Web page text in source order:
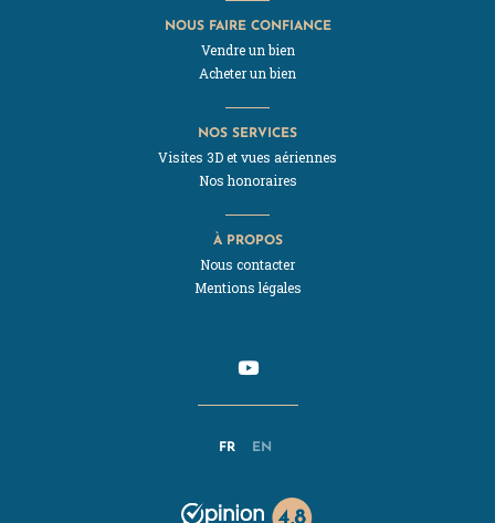
FR EN
NOUS FAIRE CONFIANCE
Vendre un bien
Acheter un bien
NOS SERVICES
Visites 3D et vues aériennes
Nos honoraires
À PROPOS
Nous contacter
Mentions légales